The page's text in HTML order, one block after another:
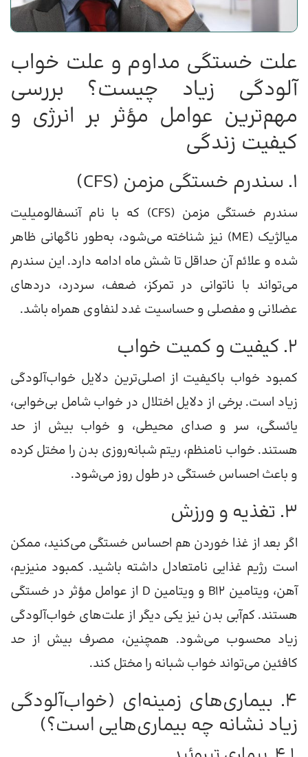
علت خستگی مداوم و علت خواب
آلودگی زیاد چیست؟ بررسی
مهم‌ترین عوامل مؤثر بر انرژی و
کیفیت زندگی
۱. سندرم خستگی مزمن (CFS)
سندرم خستگی مزمن (CFS) که با نام آنسفالومیلیت
میالژیک (ME) نیز شناخته می‌شود، به‌طور ناگهانی ظاهر
شده و علائم آن حداقل تا شش ماه ادامه دارد. این سندرم
می‌تواند با ناتوانی در تمرکز، ضعف، سردرد، دردهای
عضلانی و مفصلی و حساسیت غدد لنفاوی همراه باشد.
۲. کیفیت و کمیت خواب
کمبود خواب باکیفیت از اصلی‌ترین دلایل خواب‌آلودگی
زیاد است. برخی از دلایل اختلال در خواب شامل بی‌خوابی،
یائسگی، سر و صدای محیطی، و خواب بیش از حد
هستند. خواب نامنظم، ریتم شبانه‌روزی بدن را مختل کرده
و باعث احساس خستگی در طول روز می‌شود.
۳. تغذیه و ورزش
اگر بعد از غذا خوردن هم احساس خستگی می‌کنید، ممکن
است رژیم غذایی نامتعادل داشته باشید. کمبود منیزیم،
آهن، ویتامین B12 و ویتامین D از عوامل مؤثر در خستگی
هستند. کم‌آبی بدن نیز یکی دیگر از علت‌های خواب‌آلودگی
زیاد محسوب می‌شود. همچنین، مصرف بیش از حد
کافئین می‌تواند خواب شبانه را مختل کند.
۴. بیماری‌های زمینه‌ای (خواب‌آلودگی
زیاد نشانه چه بیماری‌هایی است؟)